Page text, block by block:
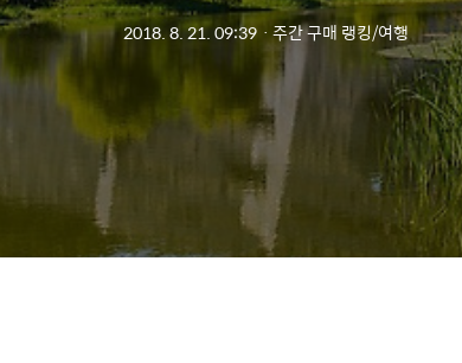
2018. 8. 21. 09:39ㆍ 주간 구매 랭킹/여행